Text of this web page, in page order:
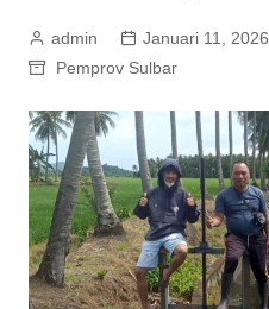
admin Januari 11, 2026
Pemprov Sulbar